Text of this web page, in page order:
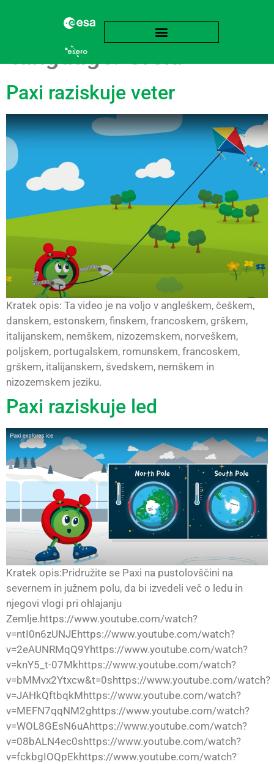
language:Grški
Paxi raziskuje veter
Kratek opis: Ta video je na voljo v angleškem, češkem,
danskem, estonskem, finskem, francoskem, grškem,
italijanskem, nemškem, nizozemskem, norveškem,
poljskem, portugalskem, romunskem, francoskem,
grškem, italijanskem, švedskem, nemškem in
nizozemskem jeziku.
Paxi raziskuje led
Kratek opis:Pridružite se Paxi na pustolovščini na
severnem in južnem polu, da bi izvedeli več o ledu in
njegovi vlogi pri ohlajanju
Zemlje.https://www.youtube.com/watch?
v=ntI0n6zUNJEhttps://www.youtube.com/watch?
v=2eAUNRMqQ9Yhttps://www.youtube.com/watch?
v=knY5_t-07Mkhttps://www.youtube.com/watch?
v=bMMvx2Ytxcw&t=0shttps://www.youtube.com/watch?
v=JAHkQftbqkMhttps://www.youtube.com/watch?
v=MEFN7qqNM2ghttps://www.youtube.com/watch?
v=WOL8GEsN6uAhttps://www.youtube.com/watch?
v=08bALN4ec0shttps://www.youtube.com/watch?
v=fckbgIOQpEkhttps://www.youtube.com/watch?